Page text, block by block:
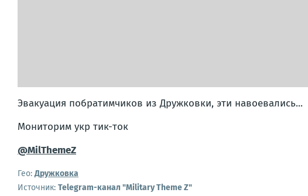
Эвакуация побратимчиков из Дружковки, эти навоевались...
Мониторим укр тик-ток
@MilThemeZ
Гео:Дружковка
Источник: Telegram-канал "Military Theme Z"